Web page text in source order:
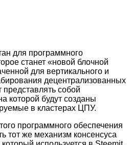
для программного
станет «новой блочной
для вертикального и
децентрализованных
собой
которой будут созданы
в кластерах ЦПУ.
программного обеспечения
тот же механизм консенсуса